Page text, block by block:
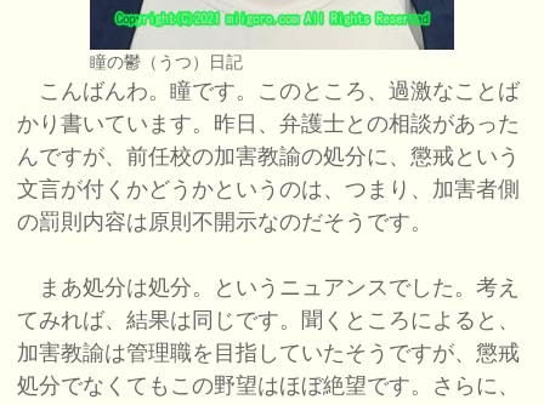
瞳の鬱（うつ）日記
こんばんわ。瞳です。このところ、過激なことば
かり書いています。昨日、弁護士との相談があった
んですが、前任校の加害教諭の処分に、懲戒という
文言が付くかどうかというのは、つまり、加害者側
の罰則内容は原則不開示なのだそうです。
まあ処分は処分。というニュアンスでした。考え
てみれば、結果は同じです。聞くところによると、
加害教諭は管理職を目指していたそうですが、懲戒
処分でなくてもこの野望はほぼ絶望です。さらに、